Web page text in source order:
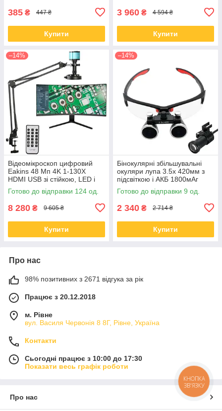
385 ₴ 447 ₴
Купити
3 960 ₴ 4 594 ₴
Купити
–14%
Відеомікроскоп цифровий
Eakins 48 Мп 4K 1-130X
HDMI USB зі стійкою, LED і
ДК
Готово до відправки 124 од.
8 280 ₴ 9 605 ₴
Купити
–14%
Бінокулярні збільшувальні
окуляри лупа 3.5х 420мм з
підсвіткою і АКБ 1800мАг
Готово до відправки 9 од.
2 340 ₴ 2 714 ₴
Купити
Про нас
98% позитивних з 2671 відгука за рік
Працює з 20.12.2018
м. Рівне
вул. Василя Червонія 8 8Г, Рівне, Україна
Контакти
Сьогодні працює з 10:00 до 17:30
Показати весь графік роботи
Про нас
КНОПКА
ЗВ'ЯЗКУ